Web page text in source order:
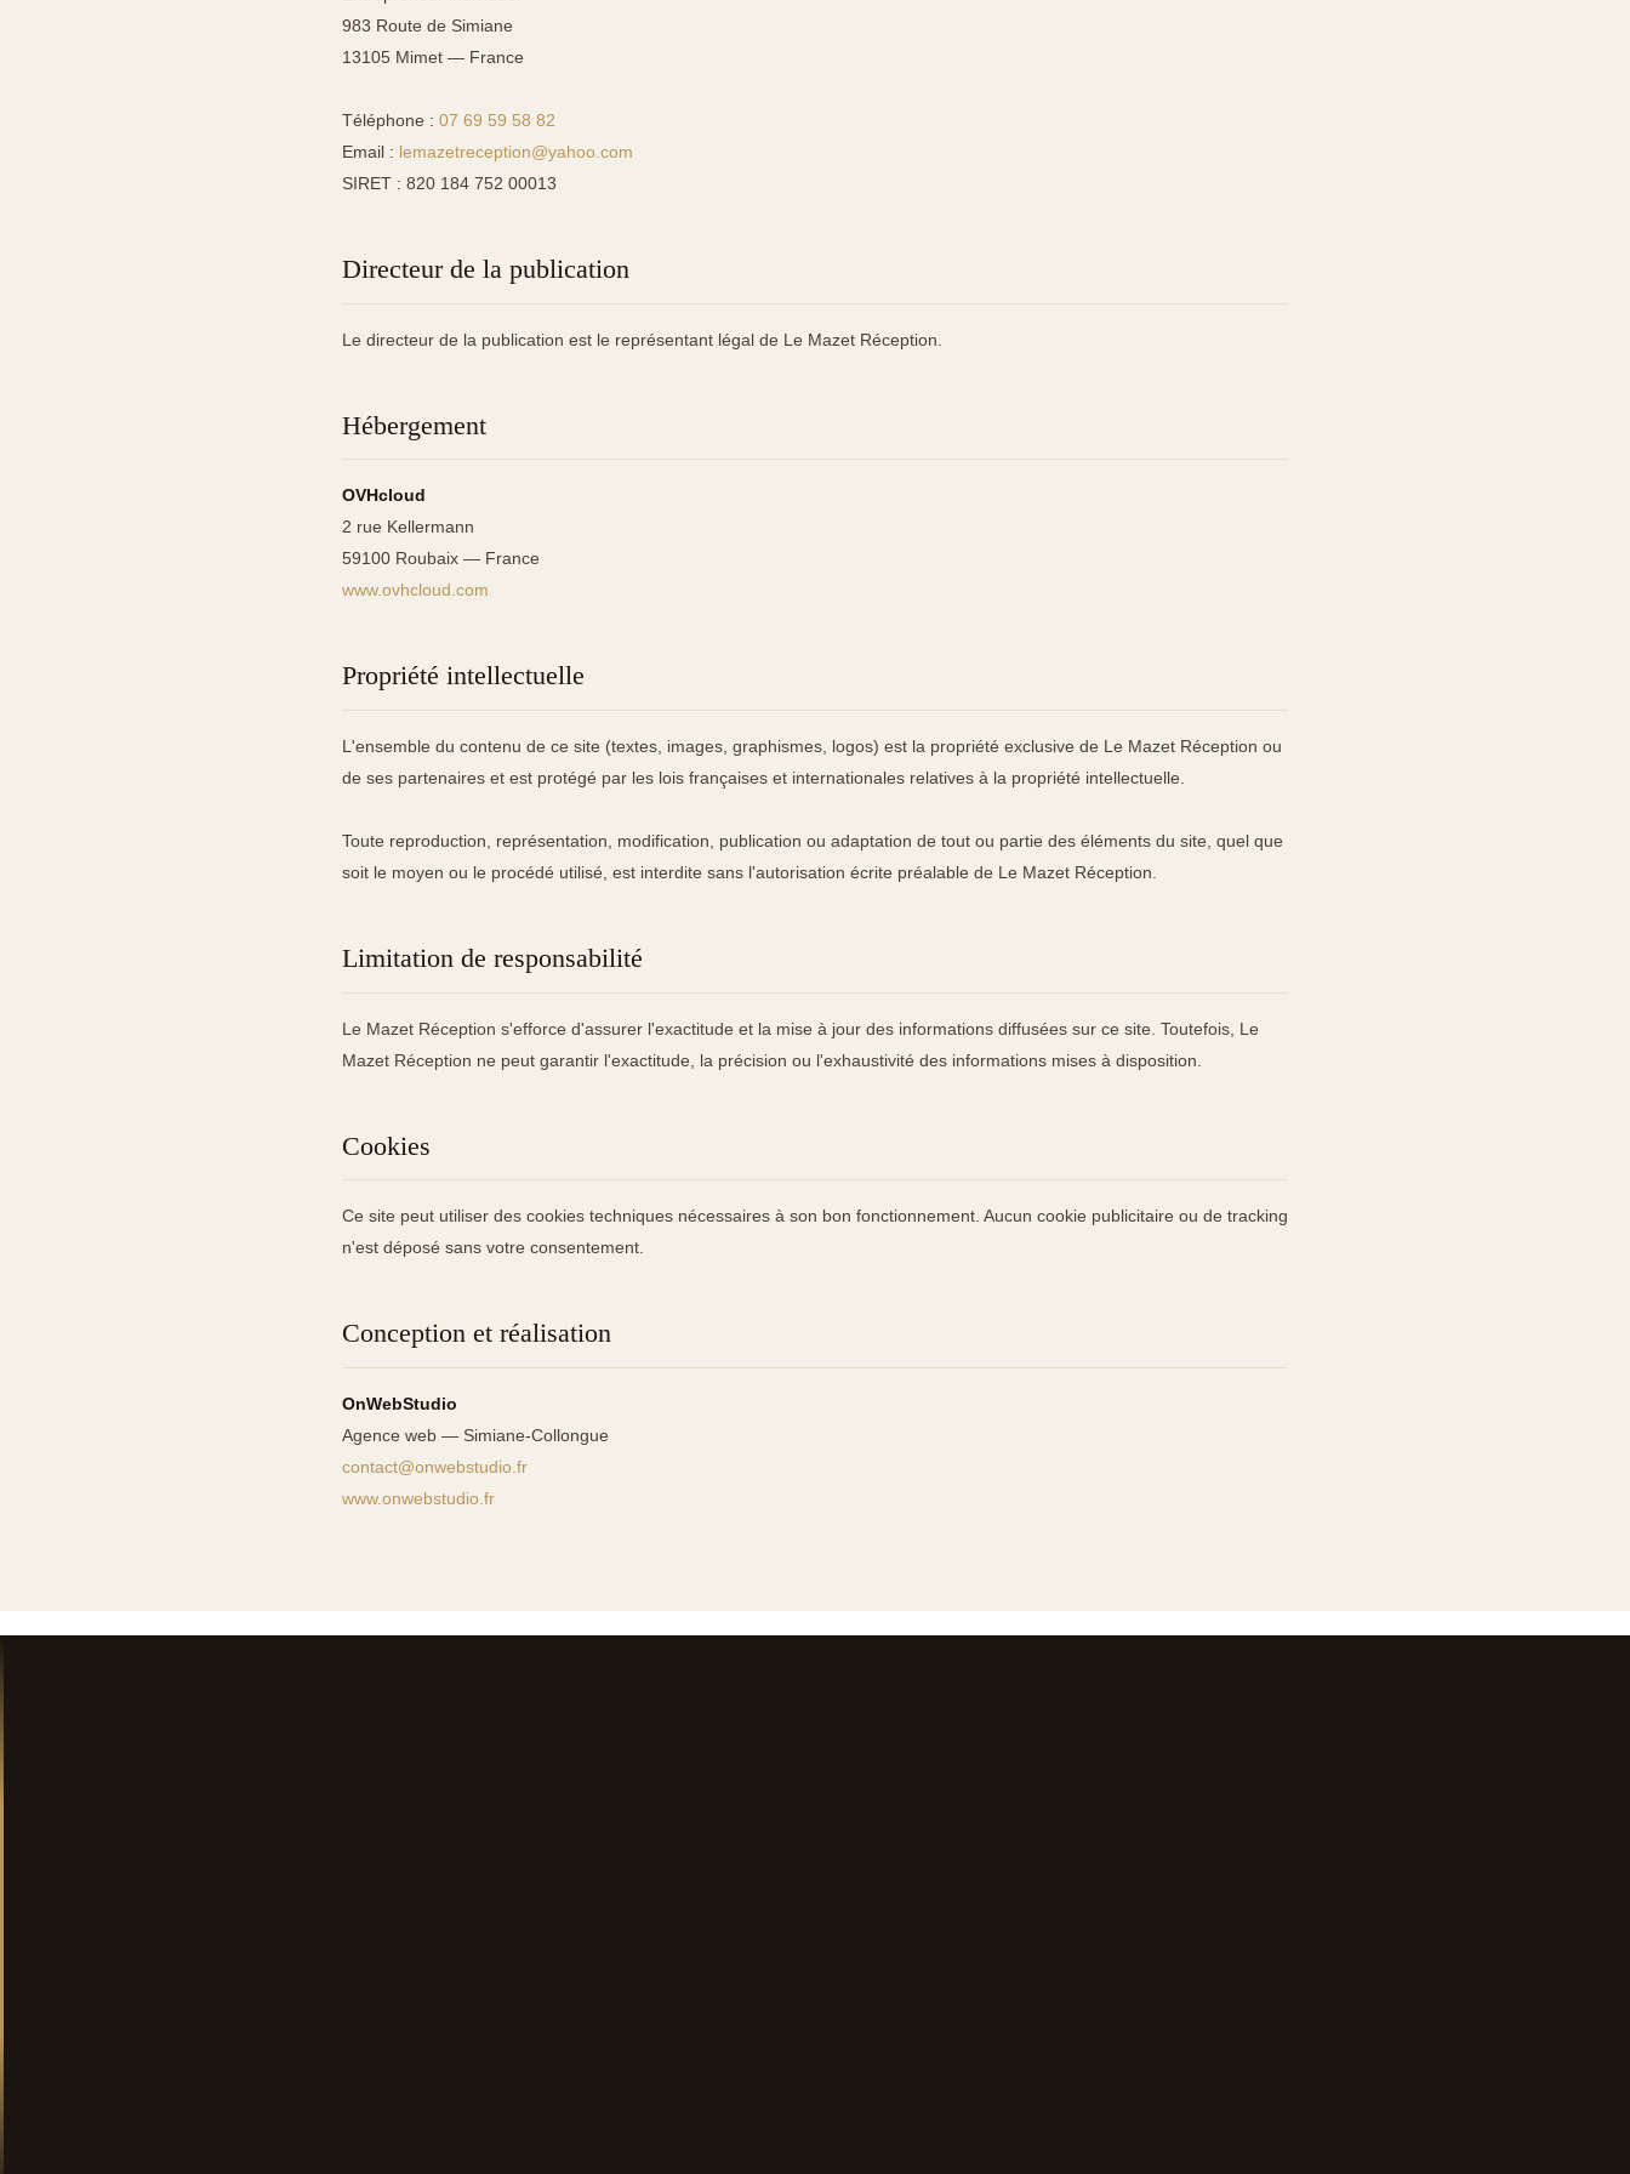
983 Route de Simiane
13105 Mimet — France
Téléphone : 07 69 59 58 82
Email : lemazetreception@yahoo.com
SIRET : 820 184 752 00013
Directeur de la publication
Le directeur de la publication est le représentant légal de Le Mazet Réception.
Hébergement
OVHcloud
2 rue Kellermann
59100 Roubaix — France
www.ovhcloud.com
Propriété intellectuelle
L'ensemble du contenu de ce site (textes, images, graphismes, logos) est la propriété exclusive de Le Mazet Réception ou
de ses partenaires et est protégé par les lois françaises et internationales relatives à la propriété intellectuelle.
Toute reproduction, représentation, modification, publication ou adaptation de tout ou partie des éléments du site, quel que
soit le moyen ou le procédé utilisé, est interdite sans l'autorisation écrite préalable de Le Mazet Réception.
Limitation de responsabilité
Le Mazet Réception s'efforce d'assurer l'exactitude et la mise à jour des informations diffusées sur ce site. Toutefois, Le
Mazet Réception ne peut garantir l'exactitude, la précision ou l'exhaustivité des informations mises à disposition.
Cookies
Ce site peut utiliser des cookies techniques nécessaires à son bon fonctionnement. Aucun cookie publicitaire ou de tracking
n'est déposé sans votre consentement.
Conception et réalisation
OnWebStudio
Agence web — Simiane-Collongue
contact@onwebstudio.fr
www.onwebstudio.fr